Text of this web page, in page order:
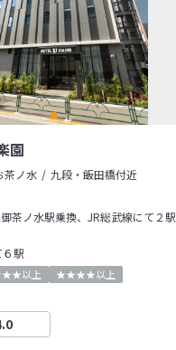
園
茶ノ水
九段・飯田橋付近
茶ノ水駅乗換、JR総武線にて２駅
駅
以上
★★★★以上